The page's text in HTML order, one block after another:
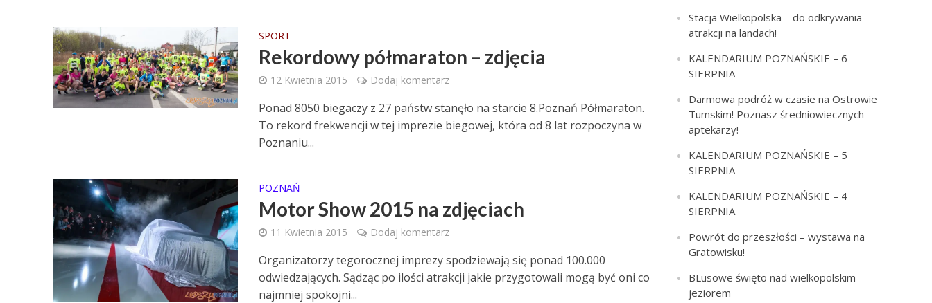
SPORT
Rekordowy półmaraton – zdjęcia
12 Kwietnia 2015 Dodaj komentarz
Ponad 8050 biegaczy z 27 państw stanęło na starcie 8.Poznań Półmaraton.
To rekord frekwencji w tej imprezie biegowej, która od 8 lat rozpoczyna w
Poznaniu...
POZNAŃ
Motor Show 2015 na zdjęciach
11 Kwietnia 2015 Dodaj komentarz
Organizatorzy tegorocznej imprezy spodziewają się ponad 100.000
odwiedzających. Sądząc po ilości atrakcji jakie przygotowali mogą być oni co
najmniej spokojni...
Stacja Wielkopolska – do odkrywania
atrakcji na landach!
KALENDARIUM POZNAŃSKIE – 6
SIERPNIA
Darmowa podróż w czasie na Ostrowie
Tumskim! Poznasz średniowiecznych
aptekarzy!
KALENDARIUM POZNAŃSKIE – 5
SIERPNIA
KALENDARIUM POZNAŃSKIE – 4
SIERPNIA
Powrót do przeszłości – wystawa na
Gratowisku!
BLusowe święto nad wielkopolskim
jeziorem